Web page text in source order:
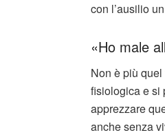
con l’ausilio
«Ho male
Non è più
fisiologica e si
apprezzare
anche senza